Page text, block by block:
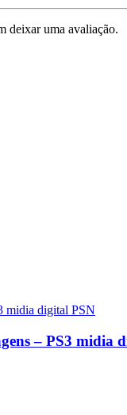
deixar uma avaliação.
– PS3 midia